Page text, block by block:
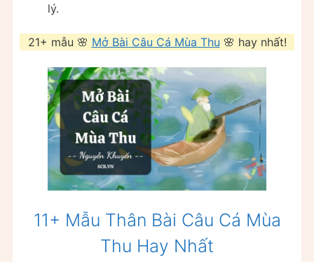
lý.
21+ mẫu 🌸 Mở Bài Câu Cá Mùa Thu 🌸 hay nhất!
11+ Mẫu Thân Bài Câu Cá Mùa
Thu Hay Nhất